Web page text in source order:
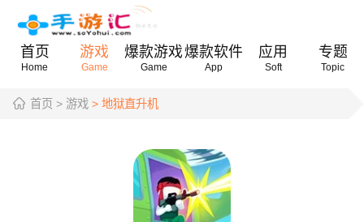
首页
Home
游戏
Game
爆款游戏
Game
爆款软件
App
应用
Soft
专题
Topic
首页 > 游戏 > 地狱直升机